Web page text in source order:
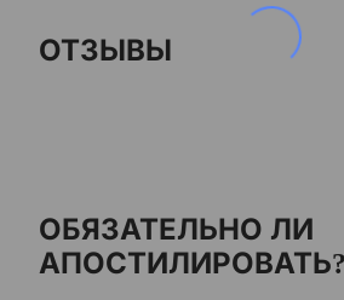
ОТЗЫВЫ
ОБЯЗАТЕЛЬНО ЛИ
АПОСТИЛИРОВАТЬ?